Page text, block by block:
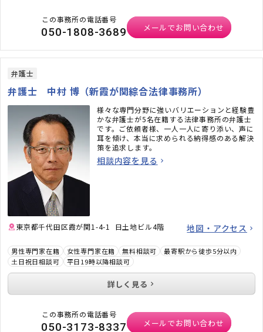
この事務所の電話番号
050-1808-3689 メールでお問い合わせ
弁護士
弁護士 中村 博（新霞が関綜合法律事務所）
様々な専門分野に強いバリエーションと経験豊
かな弁護士が5名在籍する法律事務所の弁護士
です。ご依頼者様、一人一人に寄り添い、声に
耳を傾け、本当に求められる納得感のある解決
策を追求します。
相談内容を見る
東京都千代田区霞が関1-4-1 日土地ビル4階 地図・アクセス
男性専門家在籍 女性専門家在籍 無料相談可
最寄駅から徒歩5分以内
土日祝日相談可
平日19時以降相談可
詳しく見る
この事務所の電話番号
050-3173-8337 メールでお問い合わせ